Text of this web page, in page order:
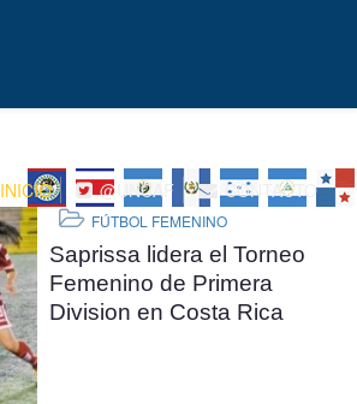
INICIO @UNCAF CONTACTO
FÚTBOL FEMENINO
Saprissa lidera el Torneo
Femenino de Primera
Division en Costa Rica